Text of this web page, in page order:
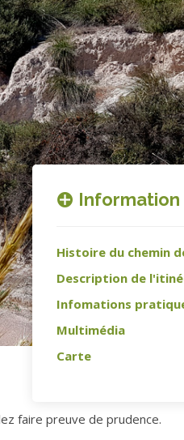
Information
Histoire du chemin
Description de
Infomations
Multimédia
Carte
faire preuve de prudence.